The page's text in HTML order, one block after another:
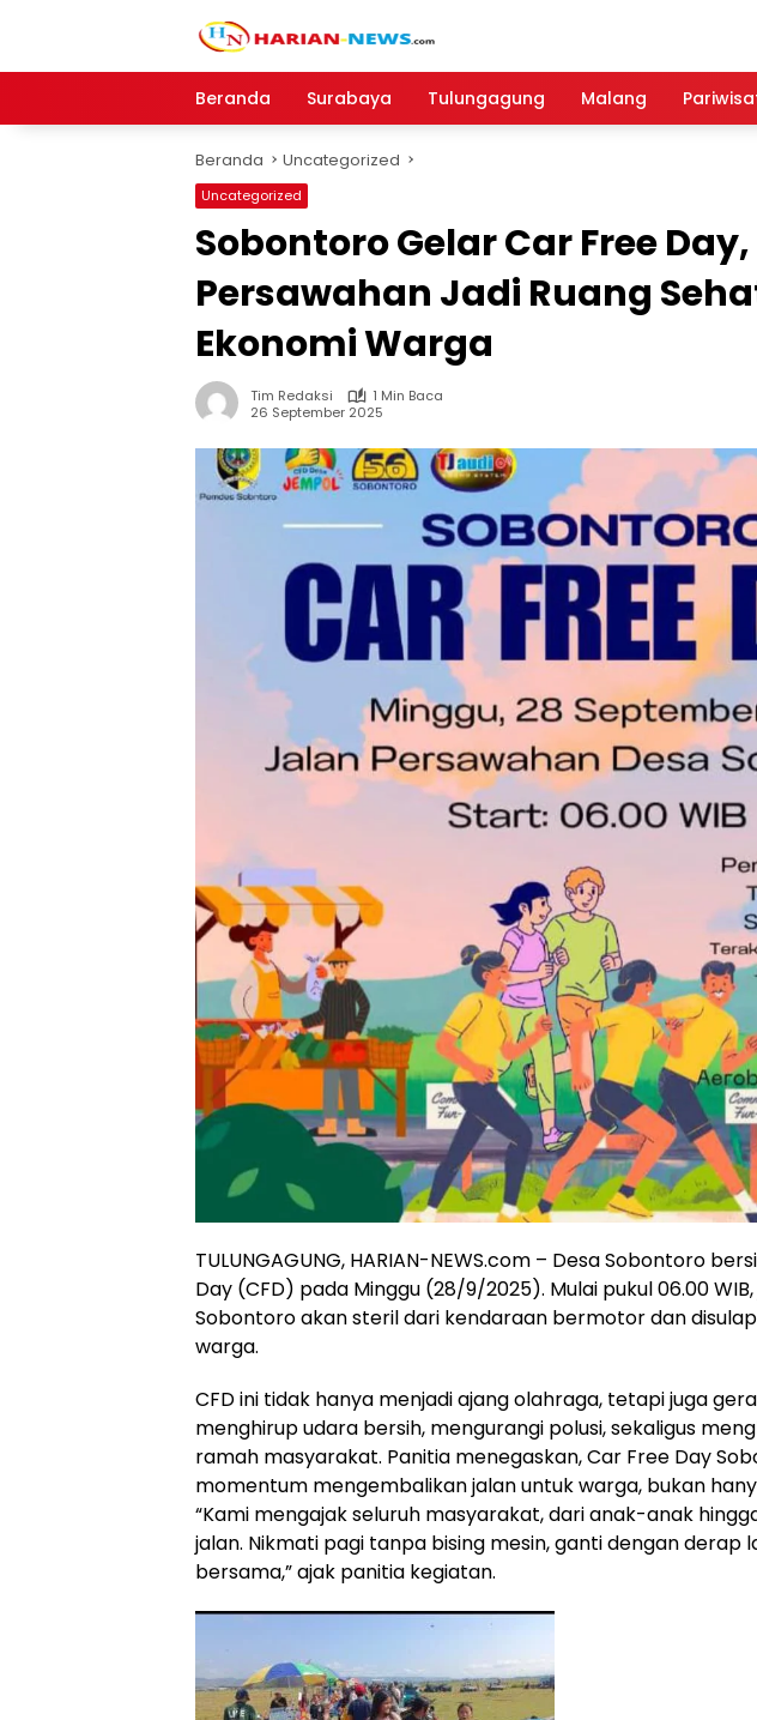
Beranda
Surabaya Tulungagung Malang
Beranda Uncategorized
Uncategorized
Sobontoro Gelar Car Free
Persawahan Jadi Ruang
Ekonomi Warga
Tim Redaksi
1 Min Baca
26 September 2025
TULUNGAGUNG, HARIAN-NEWS.com – Desa Sobontoro
Day (CFD) pada Minggu (28/9/2025). Mulai pukul 06.00
Sobontoro akan steril dari kendaraan bermotor dan
warga.
CFD ini tidak hanya menjadi ajang olahraga, tetapi juga
menghirup udara bersih, mengurangi polusi, sekaligus
ramah masyarakat. Panitia menegaskan, Car Free Day
momentum mengembalikan jalan untuk warga, bukan
“Kami mengajak seluruh masyarakat, dari anak-anak
jalan. Nikmati pagi tanpa bising mesin, ganti dengan derap
bersama,” ajak panitia kegiatan.